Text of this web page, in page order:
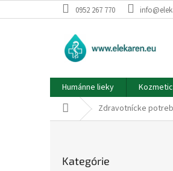
na
0952 267 770
Humánne lieky
Domov Zdravotnícke
kategórie
Kategórie